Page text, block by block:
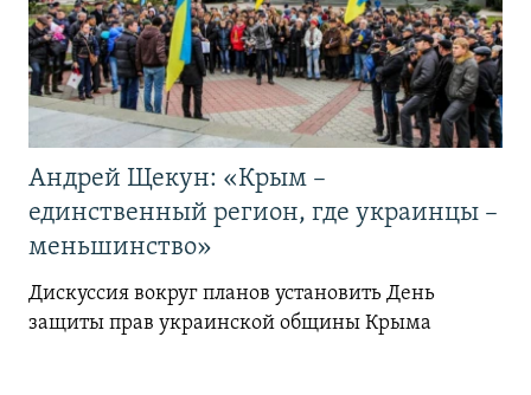
Андрей Щекун: «Крым –
единственный регион, где украинцы –
меньшинство»
Дискуссия вокруг планов установить День
защиты прав украинской общины Крыма